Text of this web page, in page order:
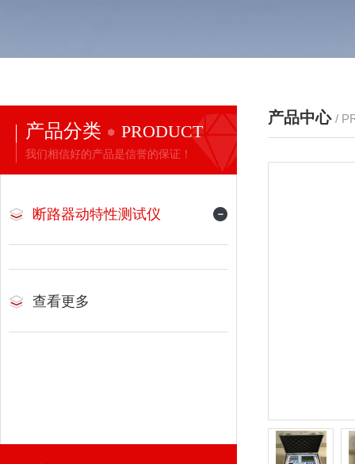
产品分类 PRODUCT
我们相信好的产品是信誉的保证！
断路器动特性测试仪
查看更多
产品中心 /